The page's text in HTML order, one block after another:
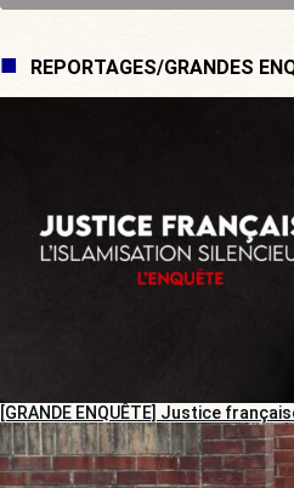
REPORTAGES/GRANDES
[GRANDE ENQUÊTE] Justice